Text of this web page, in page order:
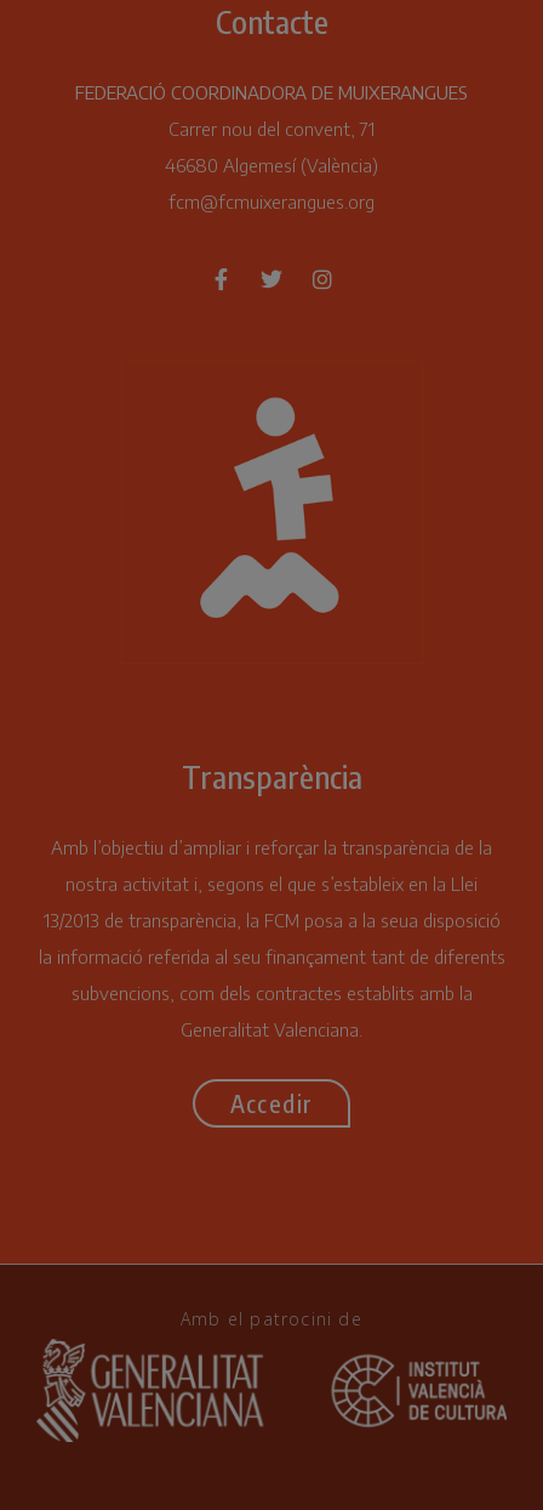
Contacte
FEDERACIÓ COORDINADORA DE MUIXERANGUES
Carrer nou del convent, 71
46680 Algemesí (València)
fcm@fcmuixerangues.org
Transparència
Amb l’objectiu d’ampliar i reforçar la transparència de la
nostra activitat i, segons el que s’estableix en la Llei
13/2013 de transparència, la FCM posa a la seua disposició
la informació referida al seu finançament tant de diferents
subvencions, com dels contractes establits amb la
Generalitat Valenciana.
Accedir
Amb el patrocini de